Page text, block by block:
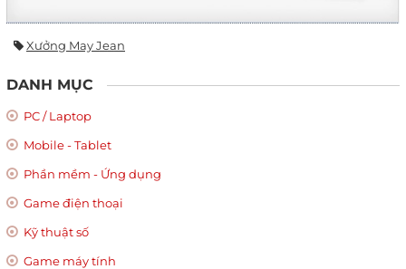
Xưởng May Jean
DANH MỤC
PC / Laptop
Mobile - Tablet
Phần mềm - Ứng dụng
Game điện thoại
Kỹ thuật số
Game máy tính